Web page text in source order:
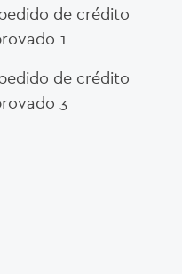
FAÇA UMA SIMULAÇÃO